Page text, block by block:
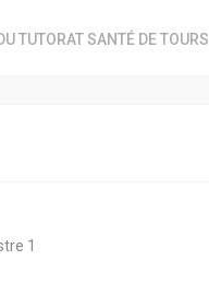
TUTORAT SANTÉ DE TOURS
1